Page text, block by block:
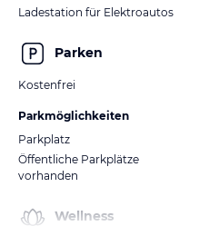
Ladestation für Elektroautos
Parken
Kostenfrei
Parkmöglichkeiten
Parkplatz
Öffentliche Parkplätze
vorhanden
Wellness